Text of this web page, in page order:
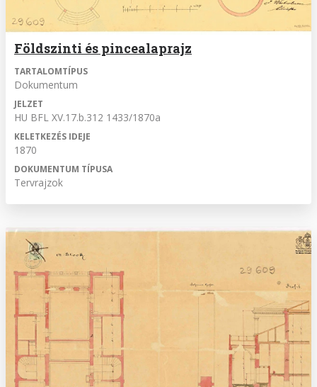
Földszinti és pincealaprajz
TARTALOMTÍPUS
Dokumentum
JELZET
HU BFL XV.17.b.312 1433/1870a
KELETKEZÉS IDEJE
1870
DOKUMENTUM TÍPUSA
Tervrajzok